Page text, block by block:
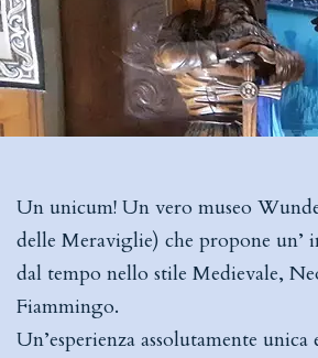
Un unicum! Un vero museo
delle Meraviglie) che propone un’
dal tempo nello stile Medievale,
Fiammingo.
Un’esperienza assolutamente